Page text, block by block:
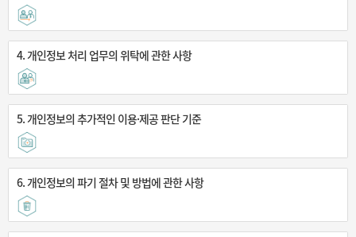
4. 개인정보 처리 업무의 위탁에 관한 사항
5. 개인정보의 추가적인 이용·제공 판단 기준
6. 개인정보의 파기 절차 및 방법에 관한 사항